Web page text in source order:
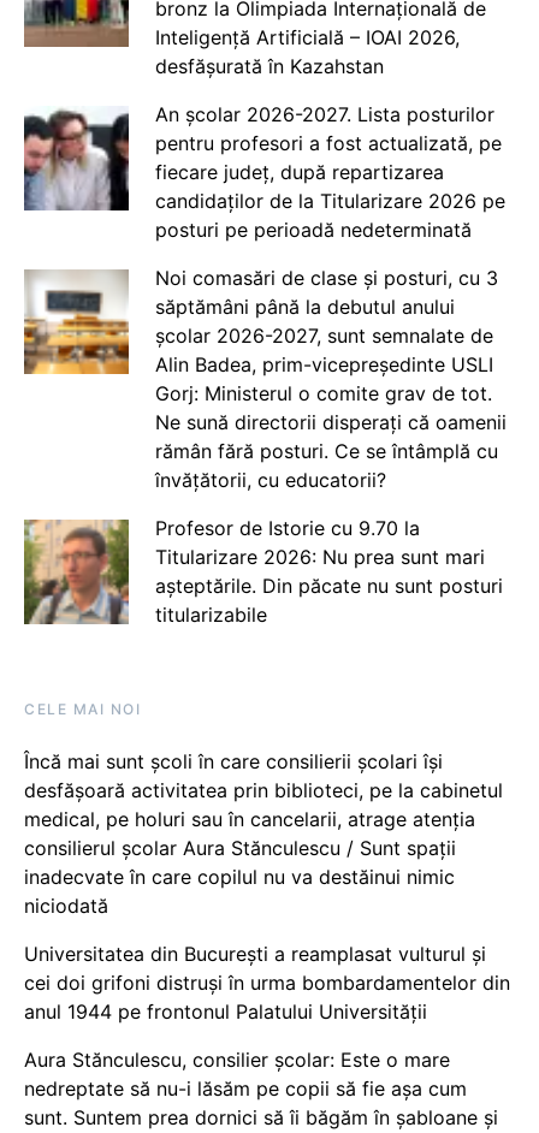
bronz la Olimpiada Internațională de
Inteligență Artificială – IOAI 2026,
desfășurată în Kazahstan
An școlar 2026-2027. Lista posturilor
pentru profesori a fost actualizată, pe
fiecare județ, după repartizarea
candidaților de la Titularizare 2026 pe
posturi pe perioadă nedeterminată
Noi comasări de clase și posturi, cu 3
săptămâni până la debutul anului
școlar 2026-2027, sunt semnalate de
Alin Badea, prim-vicepreședinte USLI
Gorj: Ministerul o comite grav de tot.
Ne sună directorii disperați că oamenii
rămân fără posturi. Ce se întâmplă cu
învățătorii, cu educatorii?
Profesor de Istorie cu 9.70 la
Titularizare 2026: Nu prea sunt mari
așteptările. Din păcate nu sunt posturi
titularizabile
CELE MAI NOI
Încă mai sunt școli în care consilierii școlari își
desfășoară activitatea prin biblioteci, pe la cabinetul
medical, pe holuri sau în cancelarii, atrage atenția
consilierul școlar Aura Stănculescu / Sunt spații
inadecvate în care copilul nu va destăinui nimic
niciodată
Universitatea din București a reamplasat vulturul și
cei doi grifoni distruși în urma bombardamentelor din
anul 1944 pe frontonul Palatului Universității
Aura Stănculescu, consilier școlar: Este o mare
nedreptate să nu-i lăsăm pe copii să fie așa cum
sunt. Suntem prea dornici să îi băgăm în șabloane și